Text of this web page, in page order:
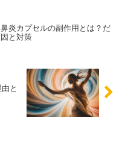
炎カプセルの副作用とは？だ
と対策
と